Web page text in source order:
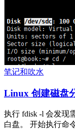
笔记和吹水
Linux 创建磁盘
执行 fdisk -l 会发现
白盘。 开始执行命